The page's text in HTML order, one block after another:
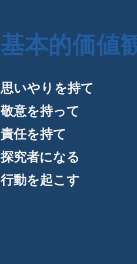
基本的価値
思いやりを持て
敬意を持って
責任を持て
探究者になる
行動を起こす